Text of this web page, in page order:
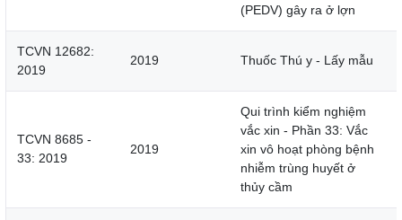
(PEDV) gây ra ở lợn
TCVN 12682:
2019
2019 Thuốc Thú y - Lấy mẫu
TCVN 8685 -
33: 2019
2019
Qui trình kiểm nghiệm
vắc xin - Phần 33: Vắc
xin vô hoạt phòng bệnh
nhiễm trùng huyết ở
thủy cầm